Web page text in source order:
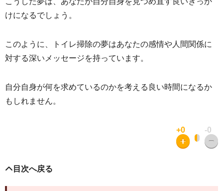
けになるでしょう。
このように、トイレ掃除の夢はあなたの感情や人間関係に
対する深いメッセージを持っています。
自分自身が何を求めているのかを考える良い時間になるか
もしれません。
+0 -0
目次へ戻る